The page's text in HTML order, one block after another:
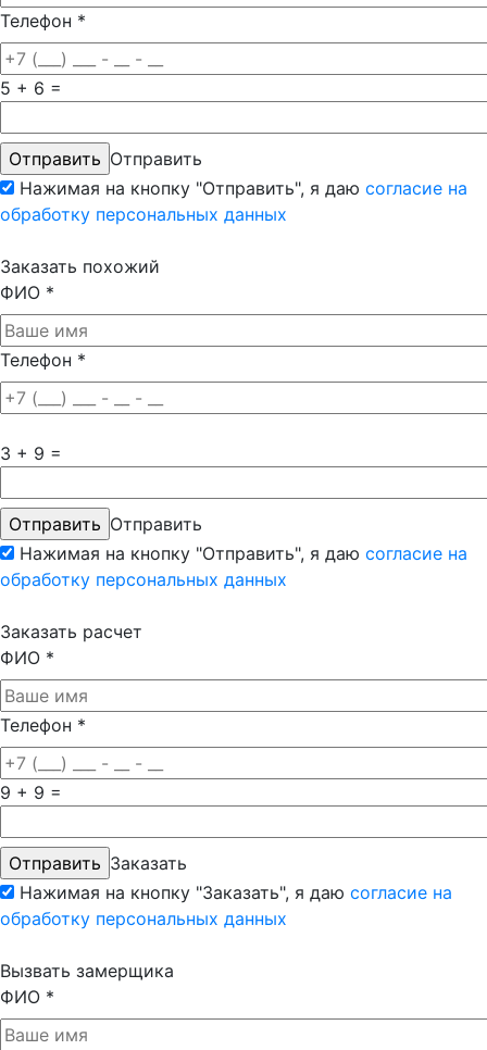
Телефон *
5 + 6 =
Отправить
Нажимая на кнопку "Отправить", я даю согласие на
обработку персональных данных
Заказать похожий
ФИО *
Телефон *
3 + 9 =
Отправить
Нажимая на кнопку "Отправить", я даю согласие на
обработку персональных данных
Заказать расчет
ФИО *
Телефон *
9 + 9 =
Заказать
Нажимая на кнопку "Заказать", я даю согласие на
обработку персональных данных
Вызвать замерщика
ФИО *